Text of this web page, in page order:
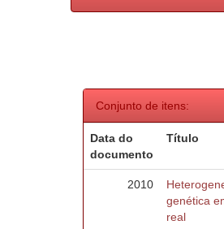
Conjunto de itens:
Data do
documento
Título
2010
genética
real